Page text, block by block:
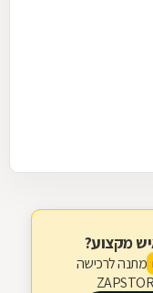
מקצוע?
מתנה לרכישה